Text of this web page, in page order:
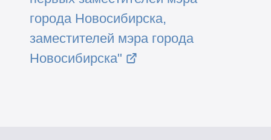
города Новосибирска,
заместителей мэра города
Новосибирска"